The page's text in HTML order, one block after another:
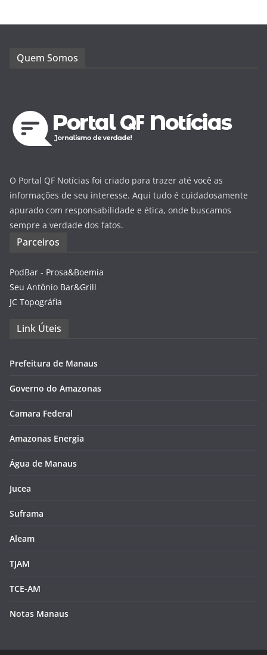
Quem Somos
O Portal QF Notícias foi criado para trazer até você as
informações de seu interesse. Aqui tudo é cuidadosamente
apurado com responsabilidade e ética, onde buscamos
sempre a verdade dos fatos.
Parceiros
PodBar - Prosa&Boemia
Seu Antônio Bar&Grill
JC Topográfia
Link Úteis
Prefeitura de Manaus
Governo do Amazonas
Camara Federal
Amazonas Energia
Água de Manaus
Jucea
Suframa
Aleam
TJAM
TCE-AM
Notas Manaus